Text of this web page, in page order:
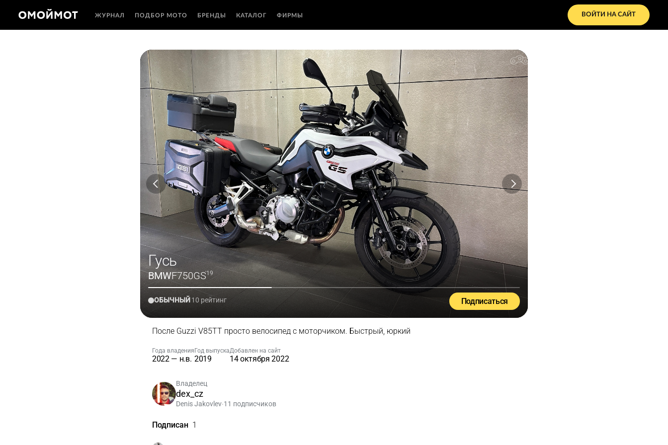
ЖУРНАЛ ПОДБОР МОТО БРЕНДЫ КАТАЛОГ ФИРМЫ ВОЙТИ НА САЙТ
Гусь
BMWF750GS'19
ОБЫЧНЫЙ10 рейтинг Подписаться
После Guzzi V85TT просто велосипед с моторчиком. Быстрый, юркий
Года владения
2022 — н.в.
Год выпуска
2019
Добавлен на сайт
14 октября 2022
Владелец
dex_cz
Denis Jakovlev•11 подписчиков
Подписан 1